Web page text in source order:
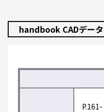
handbook CADデータ
P.161-